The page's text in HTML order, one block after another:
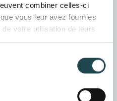
combiner celles-ci
vous leur avez fournies
votre utilisation de leurs